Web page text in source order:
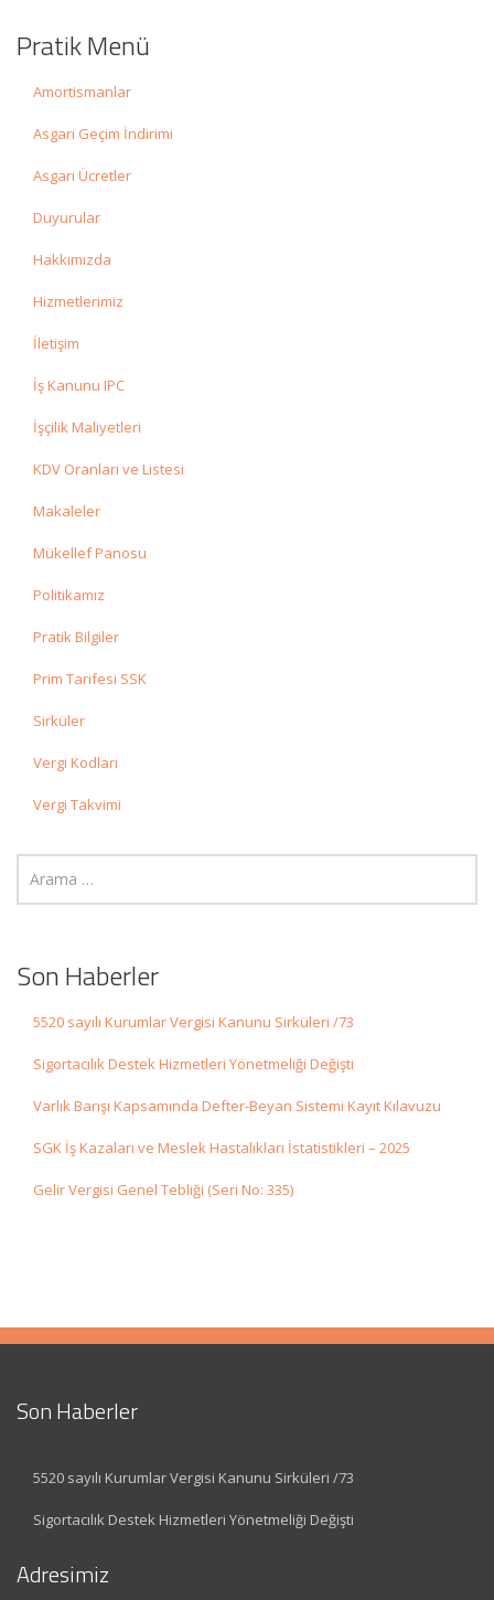
Pratik Menü
Amortismanlar
Asgari Geçim İndirimi
Asgari Ücretler
Duyurular
Hakkımızda
Hizmetlerimiz
İletişim
İş Kanunu IPC
İşçilik Maliyetleri
KDV Oranları ve Listesi
Makaleler
Mükellef Panosu
Politikamız
Pratik Bilgiler
Prim Tarifesi SSK
Sirküler
Vergi Kodları
Vergi Takvimi
Son Haberler
5520 sayılı Kurumlar Vergisi Kanunu Sirküleri /73
Sigortacılık Destek Hizmetleri Yönetmeliği Değişti
Varlık Barışı Kapsamında Defter-Beyan Sistemi Kayıt Kılavuzu
SGK İş Kazaları ve Meslek Hastalıkları İstatistikleri – 2025
Gelir Vergisi Genel Tebliği (Seri No: 335)
Son Haberler
5520 sayılı Kurumlar Vergisi Kanunu Sirküleri /73
Sigortacılık Destek Hizmetleri Yönetmeliği Değişti
Adresimiz